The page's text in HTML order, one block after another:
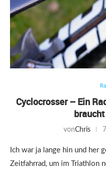
Cyclocrosser – Ein
vonChris
Ich war ja lange hin und her
Zeitfahrrad, um im Triathlon